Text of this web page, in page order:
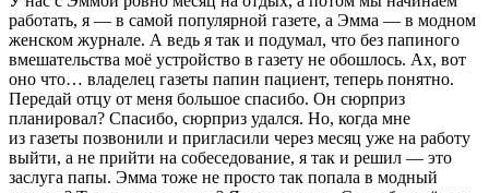
работать, я — в самой популярной газете, а Эмма — в модном
женском журнале. А ведь я так и подумал, что без папиного
вмешательства моё устройство в газету не обошлось. Ах, вот
оно что… владелец газеты папин пациент, теперь понятно.
Передай отцу от меня большое спасибо. Он сюрприз
планировал? Спасибо, сюрприз удался. Но, когда мне
из газеты позвонили и пригласили через месяц уже на работу
выйти, а не прийти на собеседование, я так и решил — это
заслуга папы. Эмма тоже не просто так попала в модный